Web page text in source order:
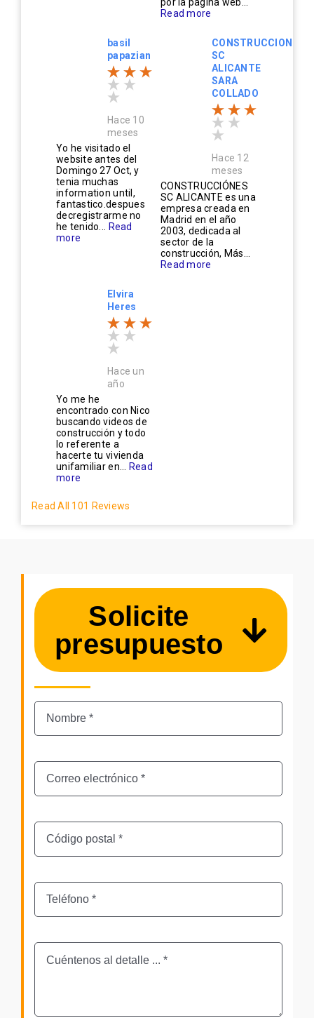
Read more
basil
papazian
Hace 10
meses
Yo he visitado el
website antes del
Domingo 27 Oct, y
tenia muchas
information until,
fantastico.despues
decregistrarme no
he tenido...
Read
more
CONSTRUCCIONES
SC
ALICANTE
SARA
COLLADO
Hace 12
meses
CONSTRUCCIÓNES
SC ALICANTE es una
empresa creada en
Madrid en el año
2003, dedicada al
sector de la
construcción, Más...
Read more
Elvira
Heres
Hace un
año
Yo me he
encontrado con Nico
buscando videos de
construcción y todo
lo referente a
hacerte tu vivienda
unifamiliar en...
Read
more
Read All 101 Reviews
Solicite
presupuesto